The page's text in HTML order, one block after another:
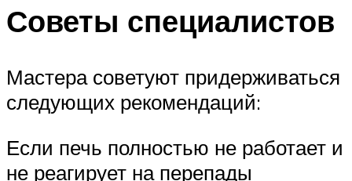
Советы специалистов
Мастера советуют придерживаться
следующих рекомендаций:
Если печь полностью не работает и
не реагирует на перепады